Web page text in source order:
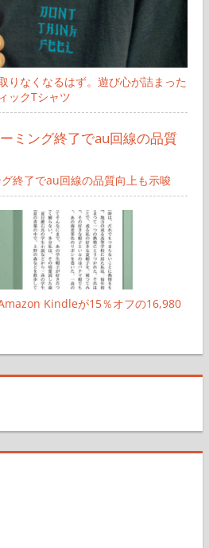
りなくなるはず。遊び心が詰まった
ックTシャツ
終了でau回線の品質向上も示唆
Kindleが15％オフの16,980